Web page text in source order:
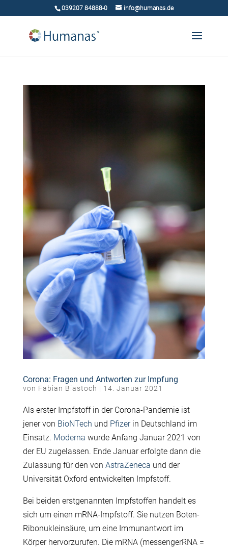
039207 84888-0 info@humanas.de
Corona: Fragen und Antworten zur Impfung
von Fabian Biastoch | 14. Januar 2021
Als erster Impfstoff in der Corona-Pandemie ist
jener von BioNTech und Pfizerin Deutschland im
Einsatz. Moderna wurde Anfang Januar 2021 von
der EU zugelassen. Ende Januar erfolgte dann die
Zulassung für den von AstraZeneca und der
Universität Oxford entwickelten Impfstoff.
Bei beiden erstgenannten Impfstoffen handelt es
sich um einen mRNA-Impfstoff. Sie nutzen Boten-
Ribonukleinsäure, um eine Immunantwort im
Körper hervorzurufen. Die mRNA (messengerRNA =